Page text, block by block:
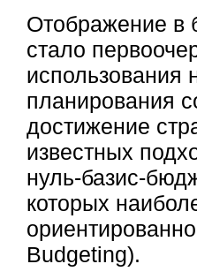
Отображение в
стало
использования
планирования
достижение
известных
нуль-базис-
которых
Budgeting).